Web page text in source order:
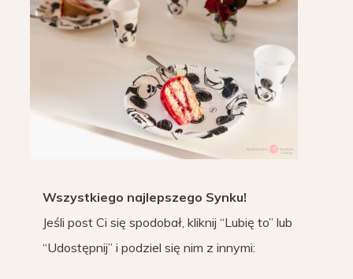
Wszystkiego najlepszego Synku!
Jeśli post Ci się spodobał, kliknij “Lubię to” lub
“Udostępnij” i podziel się nim z innymi: